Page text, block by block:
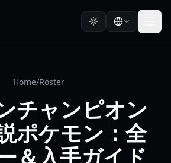
Home/Roster
チャンピオン
ポケモン：全
＆入手ガイド